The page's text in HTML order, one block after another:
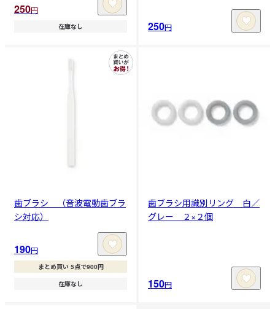
250円
在庫なし 250円
歯ブラシ （音波電動歯ブラ
シ対応）
190円
まとめ買い 5点で900円
在庫なし
歯ブラシ用識別リング 白／
グレー ２×２個
150円